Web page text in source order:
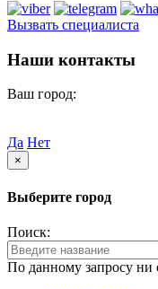
Вызвать специалиста
Наши контакты
Ваш город:
Да Нет
×
Выберите город
Поиск:
По данному запросу ни